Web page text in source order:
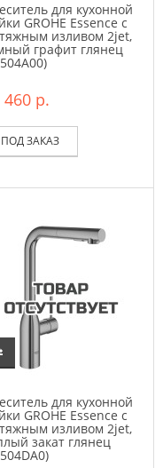
для кухонной
GROHE Essence с
изливом 2jet,
графит глянец
460 р.
ПОД ЗАКАЗ
для кухонной
GROHE Essence с
изливом 2jet,
закат глянец